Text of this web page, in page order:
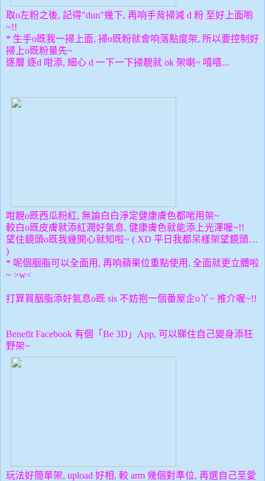
取o左粉之後, 記得"dun"幾下, 再响手背掃減 d 粉 至好上面喲
~!!
* 生手o既我一掃上面, 掃o既粉就會响落點度架, 所以要控制好
掃上o既粉量先~
逐層 逐d 咁添, 細心 d 一下一下掃靚就 ok 架喇~ 嘻嘻...
咁靚o既西瓜粉紅, 無論白白淨定健康膚色都啱用架~
較白o既皮膚就添紅潤好氣息, 健康膚色就能添上光澤喔~!!
望住鏡頭o既我幾開心就知啦~ ( XD 平日我都呆樣架望鏡頭…
)
* 呢個胭脂可以全面用, 再响蘋果位重點使用, 全面就更立體啦
~ >w<
打算買胭脂添好氣息o既 sis 不妨抱一個番屋企o丫~ 推介喔~!!
Benefit Facebook 有個「Be 3D」App, 可以睇住自己變身添狂
野架~
玩法好簡單架, upload 好相, 較 arm 幾個對準位, 再選自己至愛